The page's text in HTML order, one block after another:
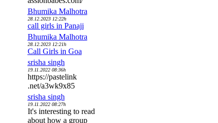
Bhumika Malhotra
28.12.2023 12:22h
call girls in Panaji
Bhumika Malhotra
28.12.2023 12:21h
Call Girls in Goa
srisha singh
19.11.2022 08:36h
https://pastelink
.net/a3wk9x85
srisha singh
19.11.2022 08:27h
It's interesting to read
about how a group